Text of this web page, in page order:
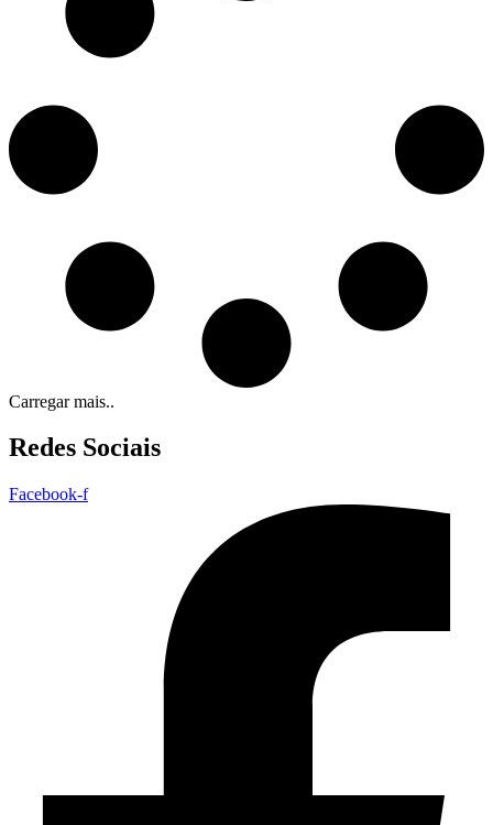
Carregar mais..
Redes Sociais
Facebook-f